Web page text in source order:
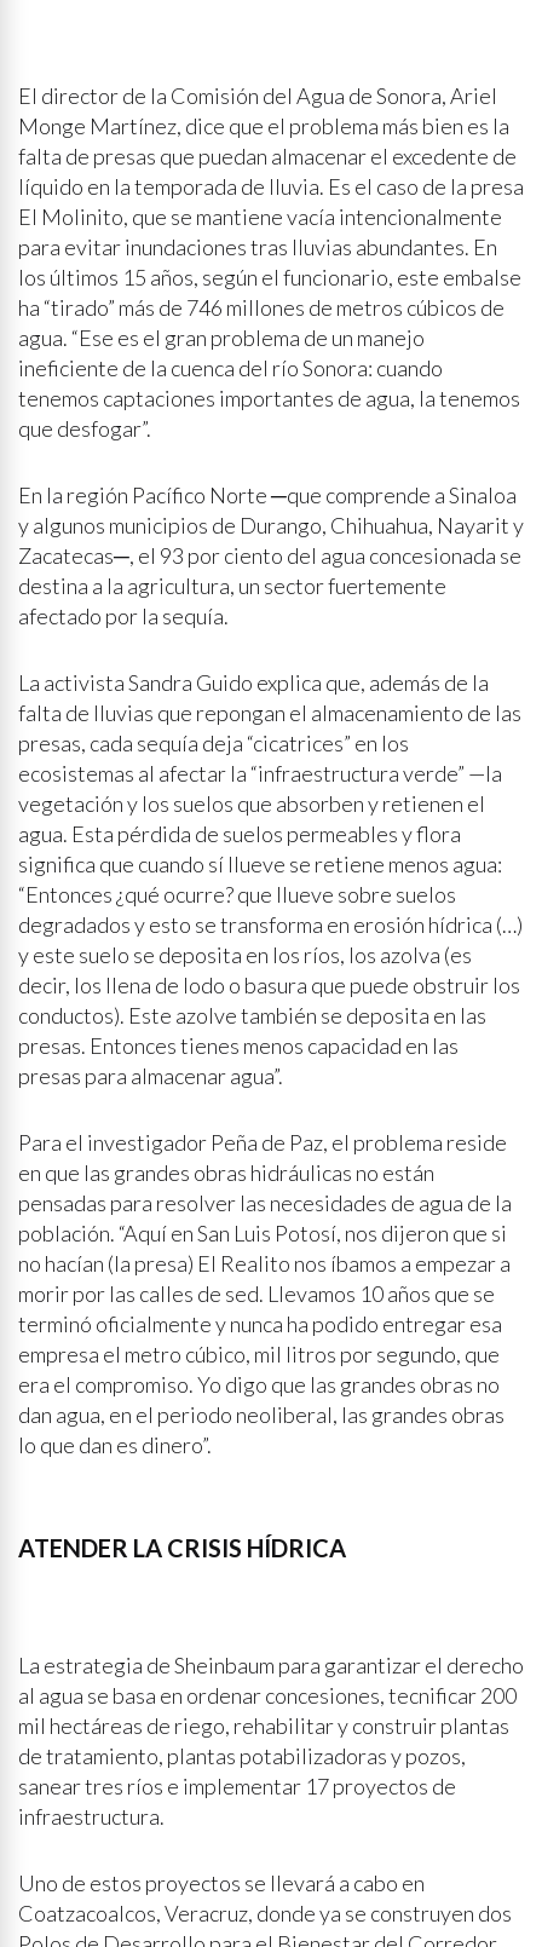
El director de la Comisión del Agua de Sonora, Ariel
Monge Martínez, dice que el problema más bien es la
falta de presas que puedan almacenar el excedente de
líquido en la temporada de lluvia. Es el caso de la presa
El Molinito, que se mantiene vacía intencionalmente
para evitar inundaciones tras lluvias abundantes. En
los últimos 15 años, según el funcionario, este embalse
ha “tirado” más de 746 millones de metros cúbicos de
agua. “Ese es el gran problema de un manejo
ineficiente de la cuenca del río Sonora: cuando
tenemos captaciones importantes de agua, la tenemos
que desfogar”.
En la región Pacífico Norte ─que comprende a Sinaloa
y algunos municipios de Durango, Chihuahua, Nayarit y
Zacatecas─, el 93 por ciento del agua concesionada se
destina a la agricultura, un sector fuertemente
afectado por la sequía.
La activista Sandra Guido explica que, además de la
falta de lluvias que repongan el almacenamiento de las
presas, cada sequía deja “cicatrices” en los
ecosistemas al afectar la “infraestructura verde” —la
vegetación y los suelos que absorben y retienen el
agua. Esta pérdida de suelos permeables y flora
significa que cuando sí llueve se retiene menos agua:
“Entonces ¿qué ocurre? que llueve sobre suelos
degradados y esto se transforma en erosión hídrica (…)
y este suelo se deposita en los ríos, los azolva (es
decir, los llena de lodo o basura que puede obstruir los
conductos). Este azolve también se deposita en las
presas. Entonces tienes menos capacidad en las
presas para almacenar agua”.
Para el investigador Peña de Paz, el problema reside
en que las grandes obras hidráulicas no están
pensadas para resolver las necesidades de agua de la
población. “Aquí en San Luis Potosí, nos dijeron que si
no hacían (la presa) El Realito nos íbamos a empezar a
morir por las calles de sed. Llevamos 10 años que se
terminó oficialmente y nunca ha podido entregar esa
empresa el metro cúbico, mil litros por segundo, que
era el compromiso. Yo digo que las grandes obras no
dan agua, en el periodo neoliberal, las grandes obras
lo que dan es dinero”.
ATENDER LA CRISIS HÍDRICA
La estrategia de Sheinbaum para garantizar el derecho
al agua se basa en ordenar concesiones, tecnificar 200
mil hectáreas de riego, rehabilitar y construir plantas
de tratamiento, plantas potabilizadoras y pozos,
sanear tres ríos e implementar 17 proyectos de
infraestructura.
Uno de estos proyectos se llevará a cabo en
Coatzacoalcos, Veracruz, donde ya se construyen dos